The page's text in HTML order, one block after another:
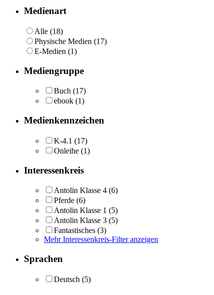
Medienart
Alle (18)
Physische Medien (17)
E-Medien (1)
Mediengruppe
Buch (17)
ebook (1)
Medienkennzeichen
K-4.1 (17)
Onleihe (1)
Interessenkreis
Antolin Klasse 4 (6)
Pferde (6)
Antolin Klasse 1 (5)
Antolin Klasse 3 (5)
Fantastisches (3)
Mehr Interessenkreis-Filter anzeigen
Sprachen
Deutsch (5)